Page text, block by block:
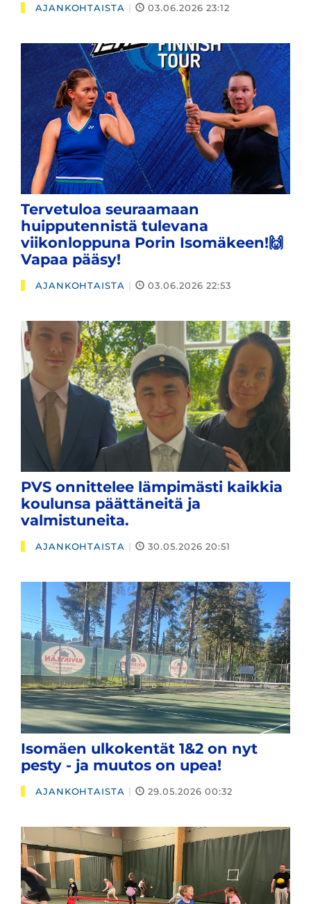
AJANKOHTAISTA | 03.06.2026 23:12
Tervetuloa seuraamaan
huipputennistä tulevana
viikonloppuna Porin Isomäkeen!🙌
Vapaa pääsy!
AJANKOHTAISTA | 03.06.2026 22:53
PVS onnittelee lämpimästi kaikkia
koulunsa päättäneitä ja
valmistuneita.
AJANKOHTAISTA | 30.05.2026 20:51
Isomäen ulkokentät 1&2 on nyt
pesty - ja muutos on upea!
AJANKOHTAISTA | 29.05.2026 00:32